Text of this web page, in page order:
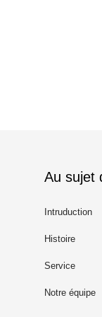
Au sujet
Intruduction
Histoire
Service
Notre équipe